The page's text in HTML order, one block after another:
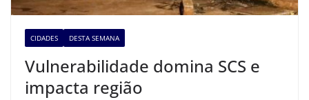
CIDADES DESTA SEMANA
Vulnerabilidade domina SCS e
impacta região